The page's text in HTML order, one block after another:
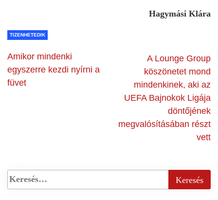
Hagymási Klára
TIZENHETEDIK
Amikor mindenki
egyszerre kezdi nyírni a
füvet
A Lounge Group
köszönetet mond
mindenkinek, aki az
UEFA Bajnokok Ligája
döntőjének
megvalósításában részt
vett